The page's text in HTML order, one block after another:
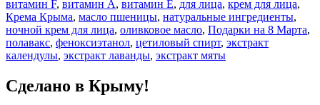
витамин F, витамин А, витамин Е, для лица, крем для лица,
Крема Крыма, масло пшеницы, натуральные ингредиенты,
ночной крем для лица, оливковое масло, Подарки на 8 Марта,
полавакс, феноксиэтанол, цетиловый спирт, экстракт
календулы, экстракт лаванды, экстракт мяты
Сделано в Крыму!